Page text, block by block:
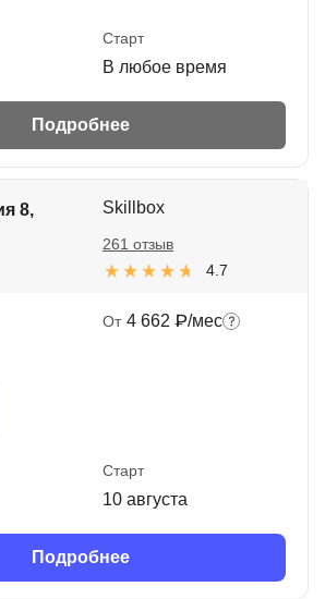
Старт
В любое время
Подробнее
8,
Skillbox
4.7
261 отзыв
От 4 662 ₽/мес
Старт
10 августа
Подробнее